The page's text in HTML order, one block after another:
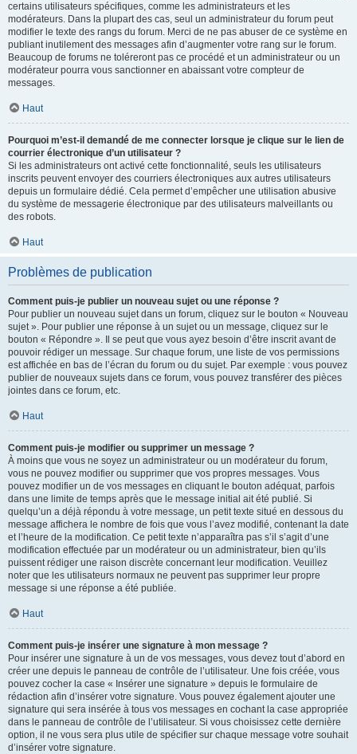
certains utilisateurs spécifiques, comme les administrateurs et les
modérateurs. Dans la plupart des cas, seul un administrateur du forum peut
modifier le texte des rangs du forum. Merci de ne pas abuser de ce système en
publiant inutilement des messages afin d’augmenter votre rang sur le forum.
Beaucoup de forums ne toléreront pas ce procédé et un administrateur ou un
modérateur pourra vous sanctionner en abaissant votre compteur de
messages.
Haut
Pourquoi m’est-il demandé de me connecter lorsque je clique sur le lien de
courrier électronique d’un utilisateur ?
Si les administrateurs ont activé cette fonctionnalité, seuls les utilisateurs
inscrits peuvent envoyer des courriers électroniques aux autres utilisateurs
depuis un formulaire dédié. Cela permet d’empêcher une utilisation abusive
du système de messagerie électronique par des utilisateurs malveillants ou
des robots.
Haut
Problèmes de publication
Comment puis-je publier un nouveau sujet ou une réponse ?
Pour publier un nouveau sujet dans un forum, cliquez sur le bouton « Nouveau
sujet ». Pour publier une réponse à un sujet ou un message, cliquez sur le
bouton « Répondre ». Il se peut que vous ayez besoin d’être inscrit avant de
pouvoir rédiger un message. Sur chaque forum, une liste de vos permissions
est affichée en bas de l’écran du forum ou du sujet. Par exemple : vous pouvez
publier de nouveaux sujets dans ce forum, vous pouvez transférer des pièces
jointes dans ce forum, etc.
Haut
Comment puis-je modifier ou supprimer un message ?
À moins que vous ne soyez un administrateur ou un modérateur du forum,
vous ne pouvez modifier ou supprimer que vos propres messages. Vous
pouvez modifier un de vos messages en cliquant le bouton adéquat, parfois
dans une limite de temps après que le message initial ait été publié. Si
quelqu’un a déjà répondu à votre message, un petit texte situé en dessous du
message affichera le nombre de fois que vous l’avez modifié, contenant la date
et l’heure de la modification. Ce petit texte n’apparaîtra pas s’il s’agit d’une
modification effectuée par un modérateur ou un administrateur, bien qu’ils
puissent rédiger une raison discrète concernant leur modification. Veuillez
noter que les utilisateurs normaux ne peuvent pas supprimer leur propre
message si une réponse a été publiée.
Haut
Comment puis-je insérer une signature à mon message ?
Pour insérer une signature à un de vos messages, vous devez tout d’abord en
créer une depuis le panneau de contrôle de l’utilisateur. Une fois créée, vous
pouvez cocher la case « Insérer une signature » depuis le formulaire de
rédaction afin d’insérer votre signature. Vous pouvez également ajouter une
signature qui sera insérée à tous vos messages en cochant la case appropriée
dans le panneau de contrôle de l’utilisateur. Si vous choisissez cette dernière
option, il ne vous sera plus utile de spécifier sur chaque message votre souhait
d’insérer votre signature.